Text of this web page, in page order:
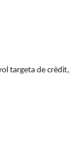
targeta de crèdit,